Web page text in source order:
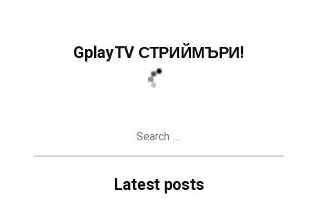
GplayTV СТРИЙМЪРИ!
Latest posts